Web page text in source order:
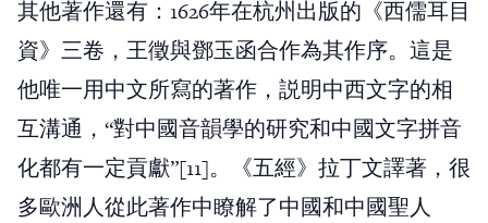
其他著作還有：1626年在杭州出版的《西儒耳目
資》三卷，王徵與鄧玉函合作為其作序。這是
他唯一用中文所寫的著作，説明中西文字的相
互溝通，“對中國音韻學的研究和中國文字拼音
化都有一定貢獻”[11]。《五經》拉丁文譯著，很
多歐洲人從此著作中瞭解了中國和中國聖人